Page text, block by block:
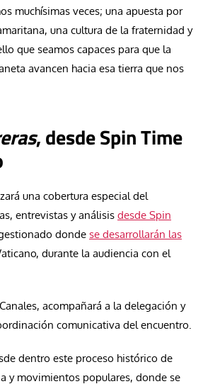
muchísimas veces; una apuesta por
una cultura de la fraternidad y
que seamos capaces para que la
avancen hacia esa tierra que nos
, desde Spin Time
una cobertura especial del
entrevistas y análisis desde Spin
donde se desarrollarán las
durante la audiencia con el
acompañará a la delegación y
comunicativa del encuentro.
dentro este proceso histórico de
y movimientos populares, donde se